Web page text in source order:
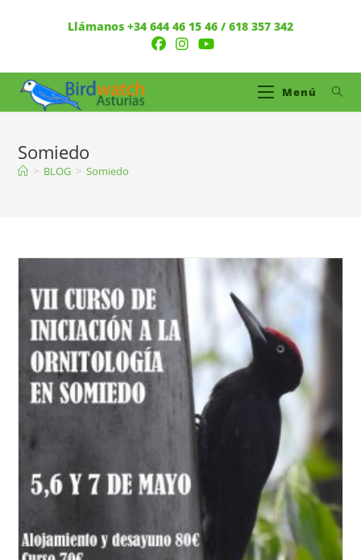
Llámanos +34 644 46 15 46 / 618 357 342
Menú
Somiedo
> BLOG > Somiedo